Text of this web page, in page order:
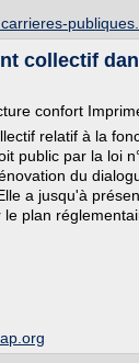
collectif
confort
relatif à la
public par la loi
du
a jusqu'à
plan